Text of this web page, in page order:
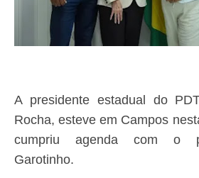
A presidente estadual do
Rocha, esteve em Campos
cumpriu agenda com o
Garotinho.